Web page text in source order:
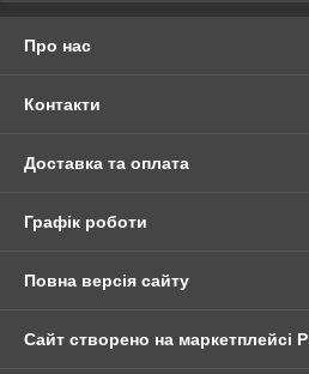
Про нас
Контакти
Доставка та оплата
Графік роботи
Повна версія сайту
Сайт створено на маркетплейсі